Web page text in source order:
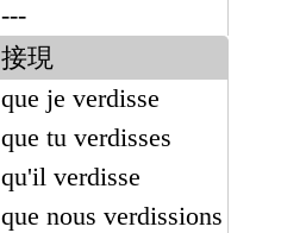
---
接現
que je verdisse
que tu verdisses
qu'il verdisse
que nous verdissions